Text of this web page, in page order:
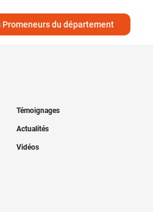
du département
Témoignages
Actualités
Vidéos